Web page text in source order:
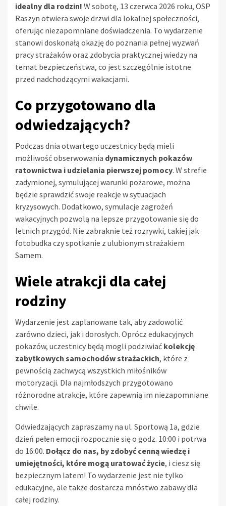
idealny dla rodzin! W sobotę, 13 czerwca 2026 roku, OSP
Raszyn otwiera swoje drzwi dla lokalnej społeczności,
oferując niezapomniane doświadczenia. To wydarzenie
stanowi doskonałą okazję do poznania pełnej wyzwań
pracy strażaków oraz zdobycia praktycznej wiedzy na
temat bezpieczeństwa, co jest szczególnie istotne
przed nadchodzącymi wakacjami.
Co przygotowano dla
odwiedzających?
Podczas dnia otwartego uczestnicy będą mieli
możliwość obserwowania dynamicznych pokazów
ratownictwa i udzielania pierwszej pomocy. W strefie
zadymionej, symulującej warunki pożarowe, można
będzie sprawdzić swoje reakcje w sytuacjach
kryzysowych. Dodatkowo, symulacje zagrożeń
wakacyjnych pozwolą na lepsze przygotowanie się do
letnich przygód. Nie zabraknie też rozrywki, takiej jak
fotobudka czy spotkanie z ulubionym strażakiem
Samem.
Wiele atrakcji dla całej
rodziny
Wydarzenie jest zaplanowane tak, aby zadowolić
zarówno dzieci, jak i dorosłych. Oprócz edukacyjnych
pokazów, uczestnicy będą mogli podziwiać kolekcję
zabytkowych samochodów strażackich, które z
pewnością zachwycą wszystkich miłośników
motoryzacji. Dla najmłodszych przygotowano
różnorodne atrakcje, które zapewnią im niezapomniane
chwile.
Odwiedzających zapraszamy na ul. Sportową 1a, gdzie
dzień pełen emocji rozpocznie się o godz. 10:00 i potrwa
do 16:00. Dołącz do nas, by zdobyć cenną wiedzę i
umiejętności, które mogą uratować życie, i ciesz się
bezpiecznym latem! To wydarzenie jest nie tylko
edukacyjne, ale także dostarcza mnóstwo zabawy dla
całej rodziny.